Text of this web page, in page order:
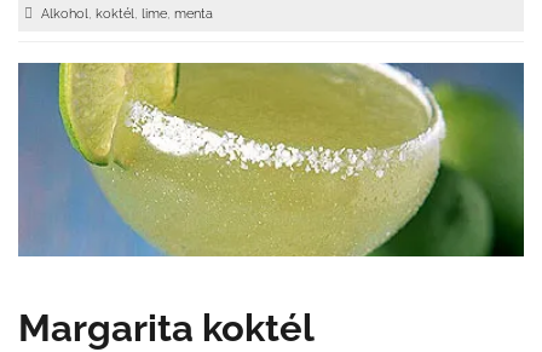
Alkohol, koktél, lime, menta
Margarita koktél